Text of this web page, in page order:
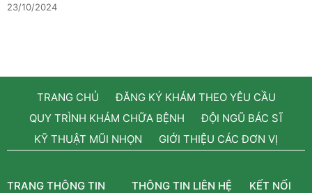
23/10/2024
TRANG CHỦ
ĐĂNG KÝ KHÁM THEO YÊU CẦU
QUY TRÌNH KHÁM CHỮA BỆNH
ĐỘI NGŨ BÁC SĨ
KỸ THUẬT MŨI NHỌN
GIỚI THIỆU CÁC ĐƠN VỊ
TRANG THÔNG TIN
THÔNG TIN LIÊN HỆ
KẾT NỐI